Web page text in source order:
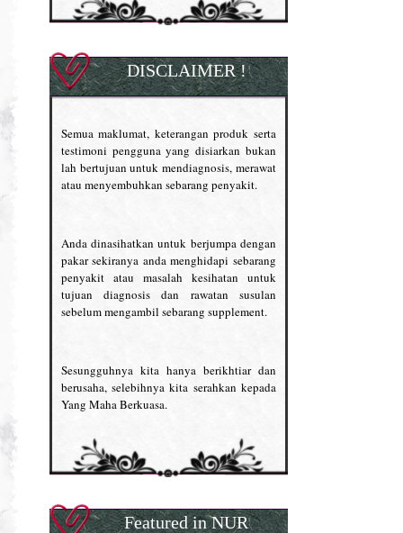
DISCLAIMER !
Semua maklumat, keterangan produk serta
testimoni pengguna yang disiarkan bukan
lah bertujuan untuk mendiagnosis, merawat
atau menyembuhkan sebarang penyakit.
Anda dinasihatkan untuk berjumpa dengan
pakar sekiranya anda menghidapi sebarang
penyakit atau masalah kesihatan untuk
tujuan diagnosis dan rawatan susulan
sebelum mengambil sebarang supplement.
Sesungguhnya kita hanya berikhtiar dan
berusaha, selebihnya kita serahkan kepada
Yang Maha Berkuasa.
Featured in NUR